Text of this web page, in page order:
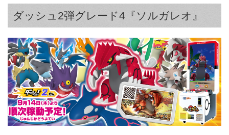
ダッシュ2弾グレード4『ソルガレオ』